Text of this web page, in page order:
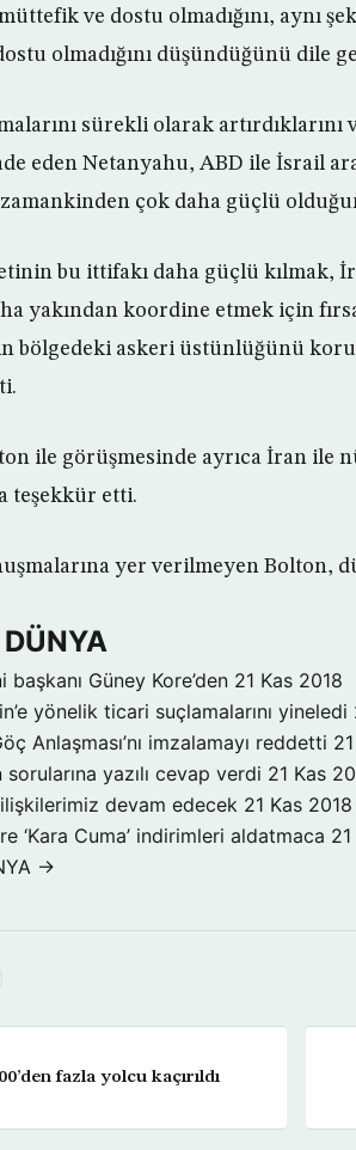
ve dostu olmadığını, aynı
olmadığını düşündüğünü dile
sürekli olarak
eden Netanyahu, ABD ile İsrail
çok daha güçlü
bu ittifakı daha güçlü kılmak,
yakından koordine etmek için
bölgedeki askeri üstünlüğünü
ile görüşmesinde ayrıca İran ile
teşekkür etti.
yer verilmeyen Bolton,
başkanı Güney Kore’den 21 Kas 2018
yönelik ticari suçlamalarını yineledi
Anlaşması’nı imzalamayı reddetti
sorularına yazılı cevap verdi 21 Kas
devam edecek 21 Kas 2018
‘Kara Cuma’ indirimleri aldatmaca
→
fazla yolcu kaçırıldı